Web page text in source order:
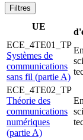
Filtres
UE
ECE_4TE01_TP
Systèmes de
communications
sans fil (partie A)
ECE_4TE02_TP
Théorie des
communications
numériques
(partie A)